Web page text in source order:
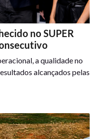
no SUPER
a qualidade no
alcançados pelas